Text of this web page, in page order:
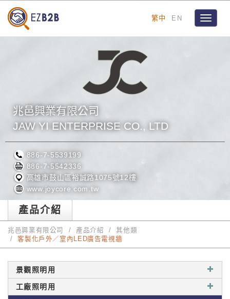
繁中 EN
Toggle
兆邑興業有限公司
JAW YI ENTERPRISE CO., LTD
886-7-5539199
886-7-5542336
高雄市鼓山區裕誠路1075號12樓
www.joycore.com.tw
產品介紹
兆邑興業有限公司 產品介紹
其他類
客製化戶外／室內LED廣告電視牆
景觀照明用
工廠照明用